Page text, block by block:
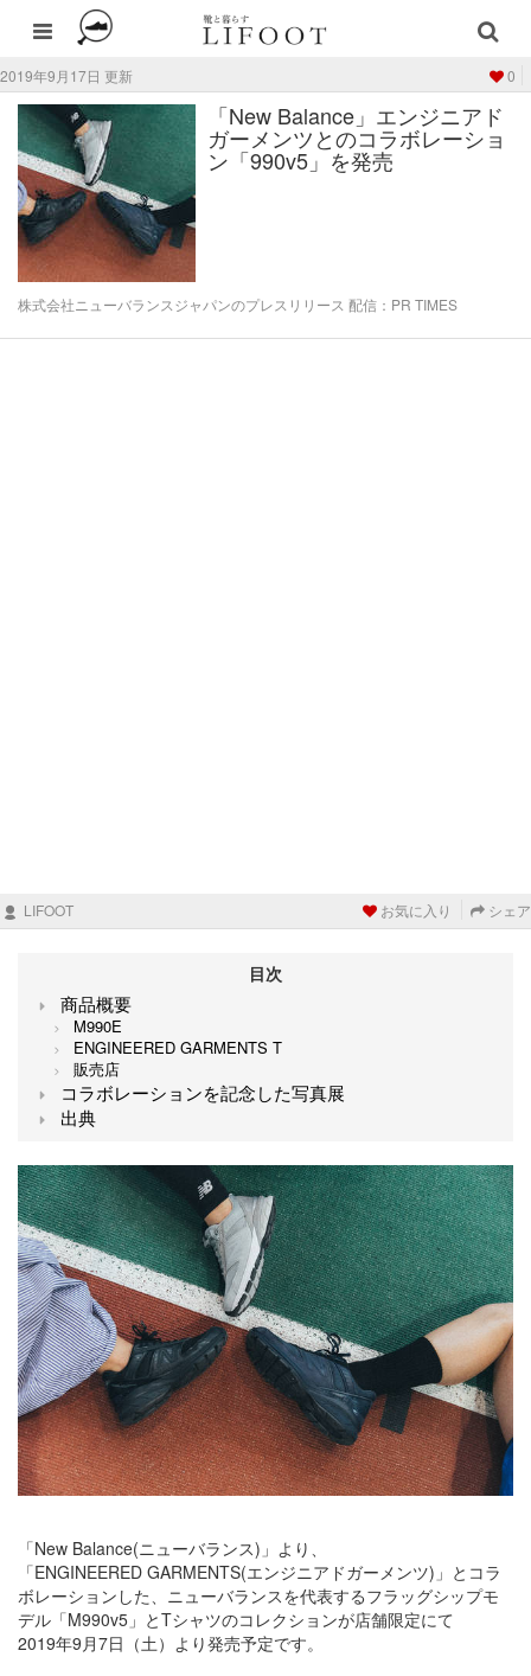
2019年9月17日 更新 0
「New Balance」エンジニアド
ガーメンツとのコラボレーショ
ン「990v5」を発売
株式会社ニューバランスジャパンのプレスリリース 配信：PR TIMES
LIFOOT お気に入り シェア
目次
商品概要
M990E
ENGINEERED GARMENTS T
販売店
コラボレーションを記念した写真展
出典
「New Balance(ニューバランス)」より、
「ENGINEERED GARMENTS(エンジニアドガーメンツ)」とコラ
ボレーションした、ニューバランスを代表するフラッグシップモ
デル「M990v5」とTシャツのコレクションが店舗限定にて
2019年9月7日（土）より発売予定です。